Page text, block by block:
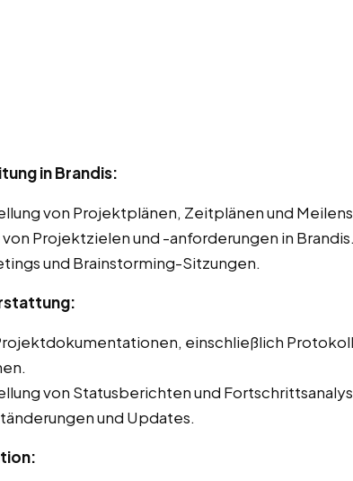
in Brandis:
von Projektplänen, Zeitplänen und
Projektzielen und -anforderungen in Brandis.
und Brainstorming-Sitzungen.
einschließlich
von Statusberichten und
und Updates.